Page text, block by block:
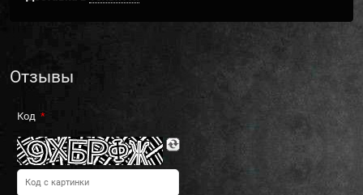
Отзывы
Код